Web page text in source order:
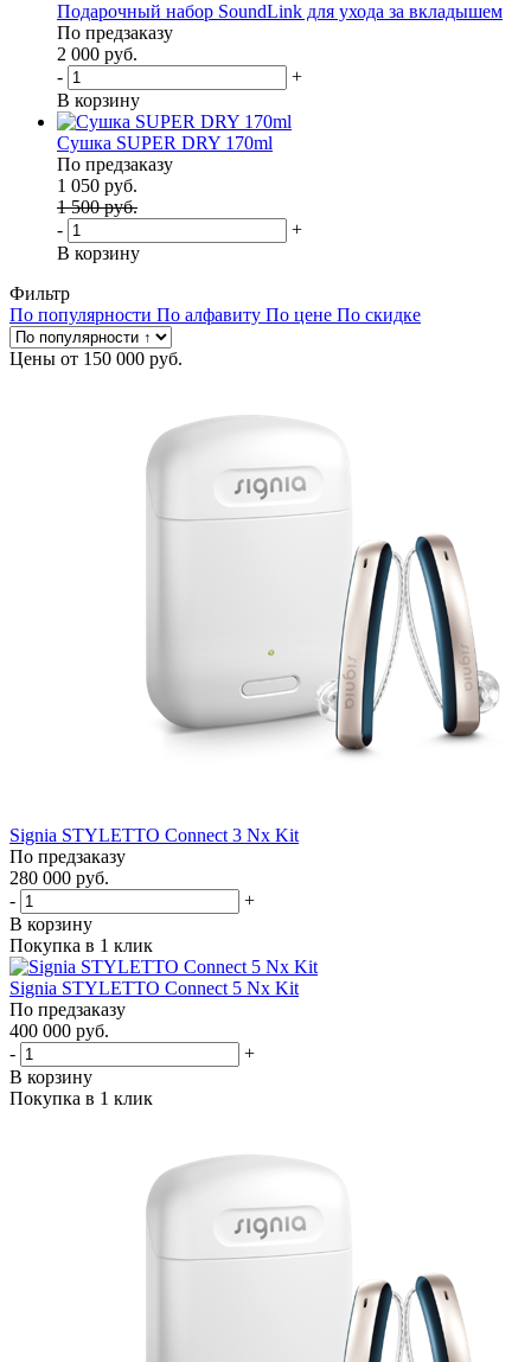
Подарочный набор SoundLink для ухода за вкладышем
По предзаказу
2 000 руб.
-
+
В корзину
Сушка SUPER DRY 170ml
По предзаказу
1 050 руб.
1 500 руб.
-
+
В корзину
Фильтр
По популярности По алфавиту По цене По скидке
Цены от 150 000 руб.
Signia STYLETTO Connect 3 Nx Kit
По предзаказу
280 000 руб.
-
+
В корзину
Покупка в 1 клик
Signia STYLETTO Connect 5 Nx Kit
По предзаказу
400 000 руб.
-
+
В корзину
Покупка в 1 клик